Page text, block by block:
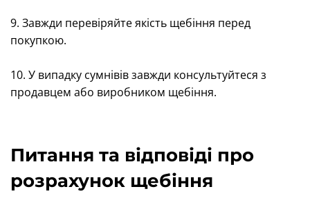
9. Завжди перевіряйте якість щебіння перед
покупкою.
10. У випадку сумнівів завжди консультуйтеся з
продавцем або виробником щебіння.
Питання та відповіді про
розрахунок щебіння